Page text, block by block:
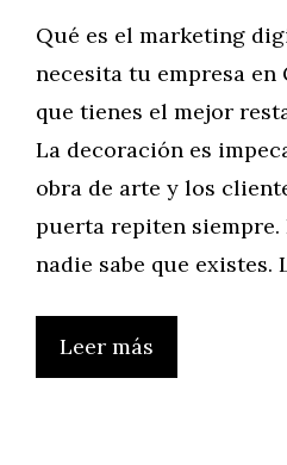
Qué es el marketing
necesita tu empresa en
que tienes el mejor
La decoración es
obra de arte y los
puerta repiten siempre.
nadie sabe que existes.
Leer más